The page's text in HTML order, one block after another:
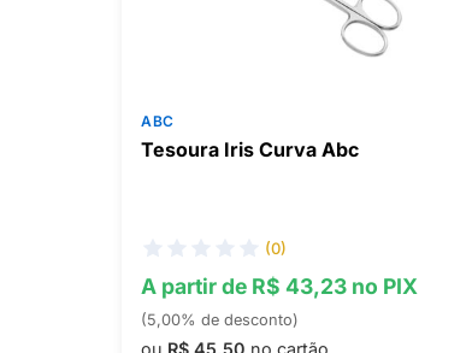
ABC
Tesoura Iris Curva Abc
(0)
A partir de R$ 43,23 no PIX
(5,00% de desconto)
ou R$ 45,50 no cartão